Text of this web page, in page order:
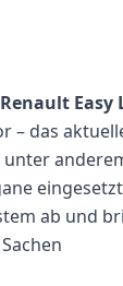
Renault Easy
– das
ab und